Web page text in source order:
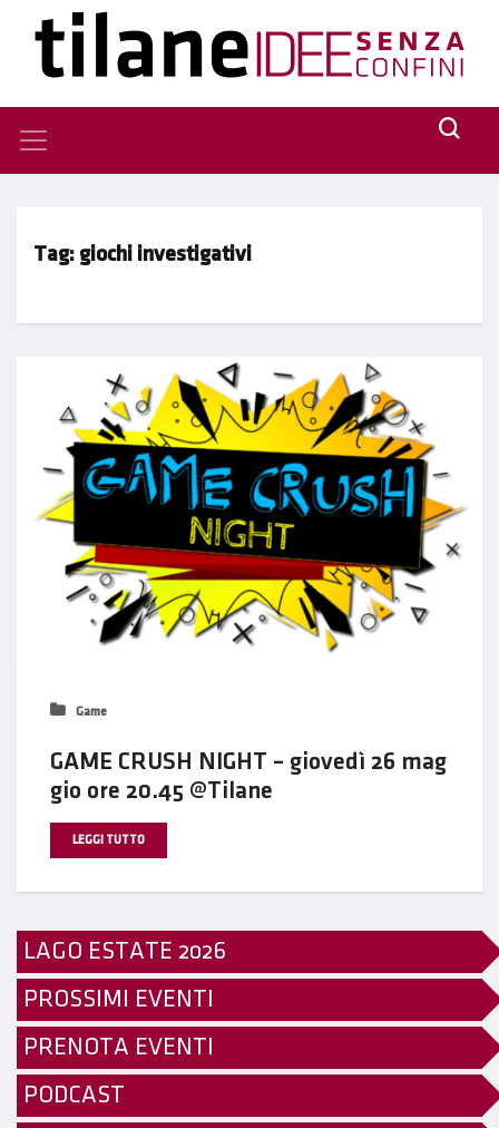
Tag: giochi investigativi
Game
GAME CRUSH NIGHT – giovedì 26 mag
gio ore 20.45 @Tilane
LEGGI TUTTO
LAGO ESTATE 2026
PROSSIMI EVENTI
PRENOTA EVENTI
PODCAST